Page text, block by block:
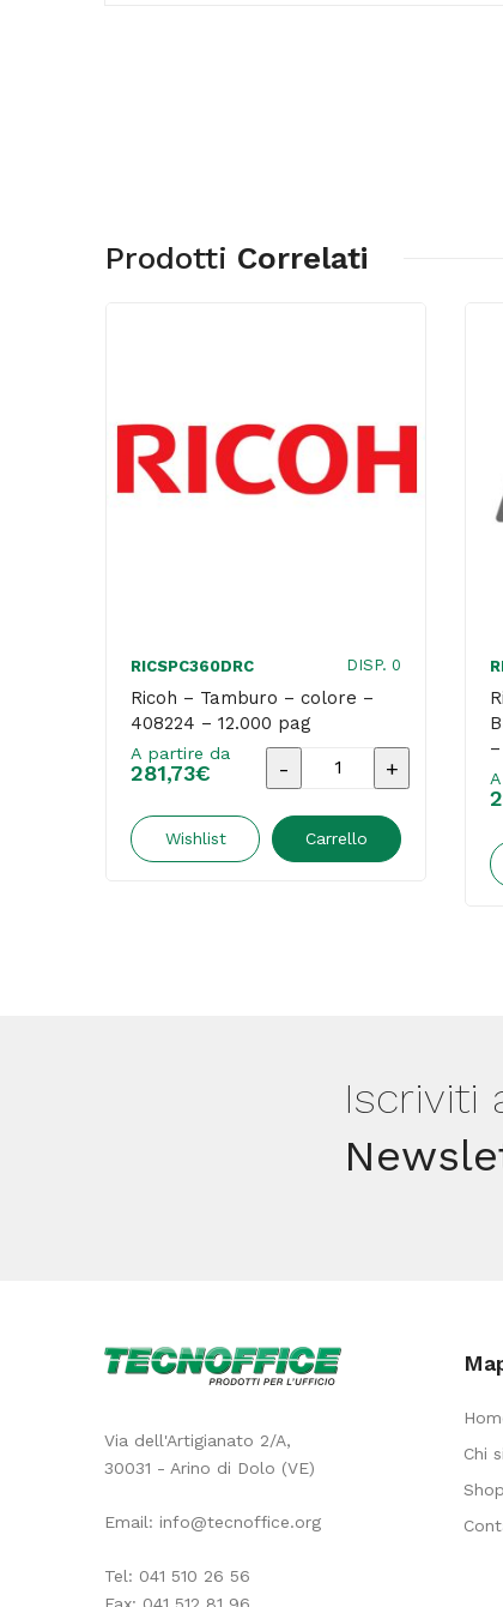
Prodotti Correlati
RICSPC360DRC DISP. 0
Ricoh – Tamburo – colore –
408224 – 12.000 pag
A partire da
281,73€
Ricoh
Tamburo
Wishlist Carrello
Iscriviti
Via dell'Artigianato 2/A,
30031 - Arino di Dolo (VE)
Email: info@tecnoffice.org
Tel: 041 510 26 56
Fax: 041 512 81 96
Chi
Shop